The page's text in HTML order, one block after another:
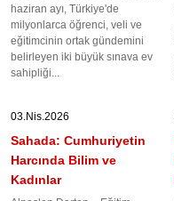
haziran ayı, Türkiye'de
milyonlarca öğrenci, veli ve
eğitimcinin ortak gündemini
belirleyen iki büyük sınava ev
sahipliği...
03.Nis.2026
Sahada: Cumhuriyetin
Harcında Bilim ve
Kadınlar